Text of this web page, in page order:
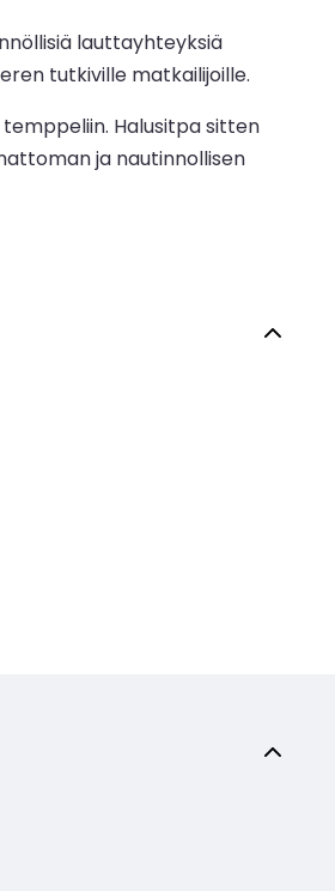
lauttayhteyksiä
tutkiville matkailijoille.
Halusitpa sitten
ja nautinnollisen